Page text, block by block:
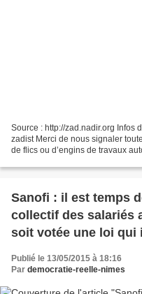
Source : http://zad.nadir.org Infos
zadist Merci de nous signaler
de flics ou d’engins de travaux
Sanofi : il est temps
collectif des salariés
soit votée une loi qui
qui font des
dividendes aux
Publié le 13/05/2015 à 18:16
Par democratie-reelle-nimes